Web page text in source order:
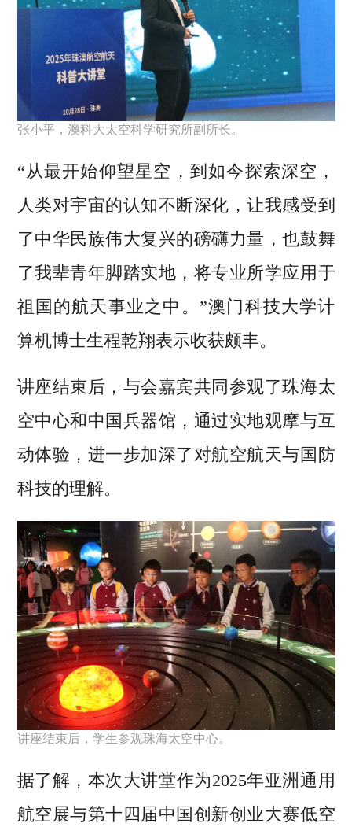
张小平，澳科大太空科学研究所副所长。
“从最开始仰望星空，到如今探索深空，
人类对宇宙的认知不断深化，让我感受到
了中华民族伟大复兴的磅礴力量，也鼓舞
了我辈青年脚踏实地，将专业所学应用于
祖国的航天事业之中。”澳门科技大学计
算机博士生程乾翔表示收获颇丰。
讲座结束后，与会嘉宾共同参观了珠海太
空中心和中国兵器馆，通过实地观摩与互
动体验，进一步加深了对航空航天与国防
科技的理解。
讲座结束后，学生参观珠海太空中心。
据了解，本次大讲堂作为2025年亚洲通用
航空展与第十四届中国创新创业大赛低空